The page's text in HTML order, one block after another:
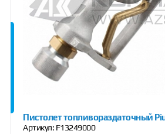
Пистолет топливораздаточный
Артикул: F13249000